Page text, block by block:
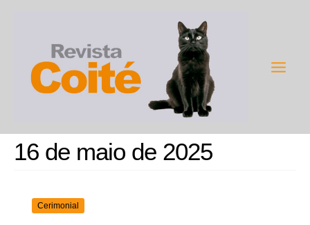
conteúdo
16 de maio de 2025
Cerimonial